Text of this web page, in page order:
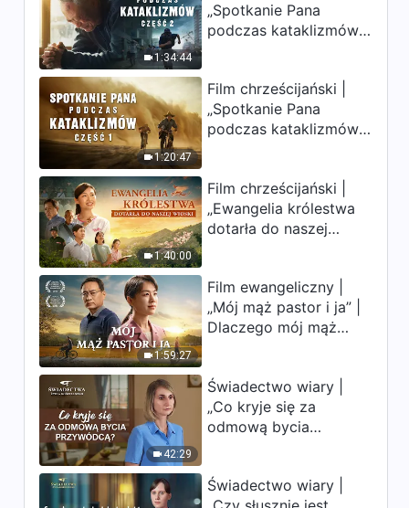
1:34:44
„Spotkanie Pana
podczas kataklizmów”
wymieranie”. Katastrofy
uderzają. Ludzkość
weszła w odliczanie.
1:20:47
Film chrześcijański |
„Spotkanie Pana
podczas kataklizmów”
krawędzi, dokąd
zmierza los ludzkości?
1:40:00
Film chrześcijański |
„Ewangelia królestwa
dotarła do naszej
1:59:27
Film ewangeliczny |
„Mój mąż pastor i ja” |
Dlaczego mój mąż
42:29
Świadectwo wiary |
„Co kryje się za
odmową bycia
Świadectwo wiary |